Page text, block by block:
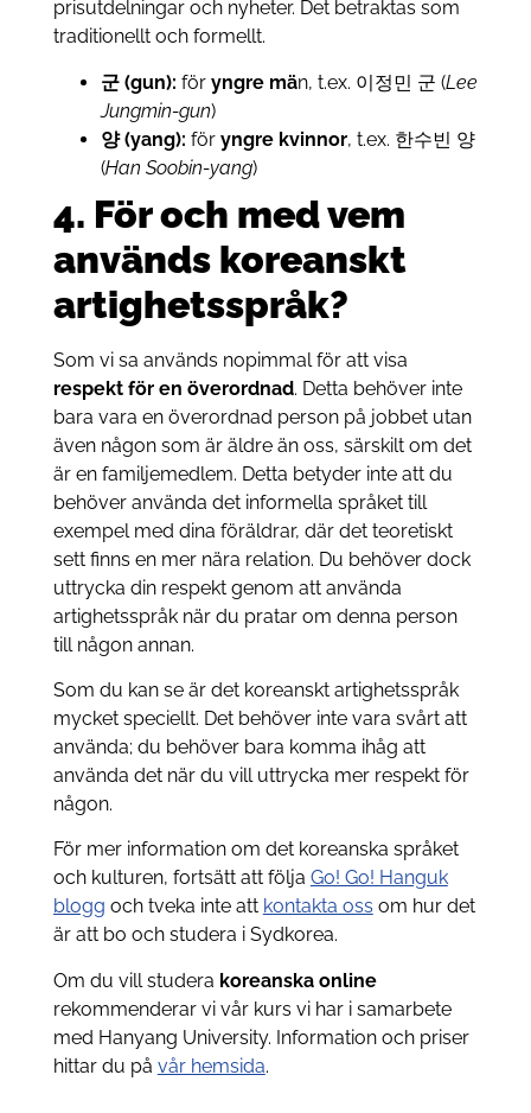
prisutdelningar och nyheter. Det betraktas som
traditionellt och formellt.
군 (gun): för yngre män, t.ex. 이정민 군 (Lee
Jungmin-gun)
양 (yang): för yngre kvinnor, t.ex. 한수빈 양
(Han Soobin-yang)
4. För och med vem
används koreanskt
artighetsspråk?
Som vi sa används nopimmal för att visa
respekt för en överordnad. Detta behöver inte
bara vara en överordnad person på jobbet utan
även någon som är äldre än oss, särskilt om det
är en familjemedlem. Detta betyder inte att du
behöver använda det informella språket till
exempel med dina föräldrar, där det teoretiskt
sett finns en mer nära relation. Du behöver dock
uttrycka din respekt genom att använda
artighetsspråk när du pratar om denna person
till någon annan.
Som du kan se är det koreanskt artighetsspråk
mycket speciellt. Det behöver inte vara svårt att
använda; du behöver bara komma ihåg att
använda det när du vill uttrycka mer respekt för
någon.
För mer information om det koreanska språket
och kulturen, fortsätt att följa Go! Go! Hanguk
blogg och tveka inte att kontakta oss om hur det
är att bo och studera i Sydkorea.
Om du vill studera koreanska online
rekommenderar vi vår kurs vi har i samarbete
med Hanyang University. Information och priser
hittar du på vår hemsida.